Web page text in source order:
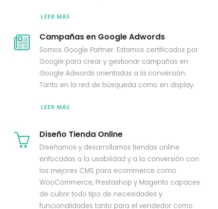
LEER MÁS
Campañas en Google Adwords
Somos Google Partner. Estamos certificados por
Google para crear y gestionar campañas en
Google Adwords orientadas a la conversión.
Tanto en la red de búsqueda como en display.
LEER MÁS
Diseño Tienda Online
Diseñamos y desarrollamos tiendas online
enfocadas a la usabilidad y a la conversión con
los mejores CMS para ecommerce como
WooCommerce, Prestashop y Magento capaces
de cubrir todo tipo de necesidades y
funcionalidades tanto para el vendedor como